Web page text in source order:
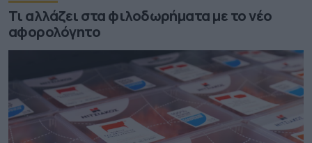
Τι αλλάζει στα φιλοδωρήματα με το νέο
αφορολόγητο